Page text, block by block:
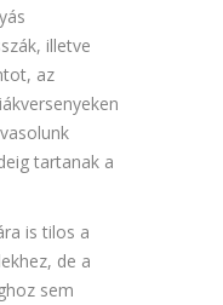
illetve
az
tartanak a
is tilos a
de a
sem